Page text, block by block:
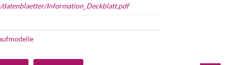
datenblaetter/Information_Deckblatt.pdf